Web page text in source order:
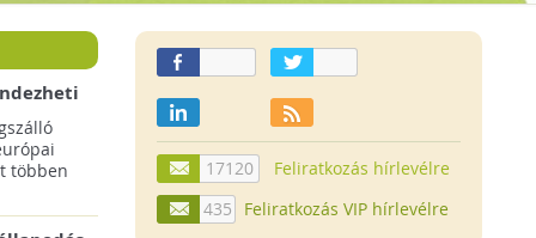
többen
17120
Feliratkozás hírlevélre
435
Feliratkozás VIP hírlevélre